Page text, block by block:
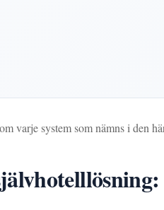
varje system som nämns i den